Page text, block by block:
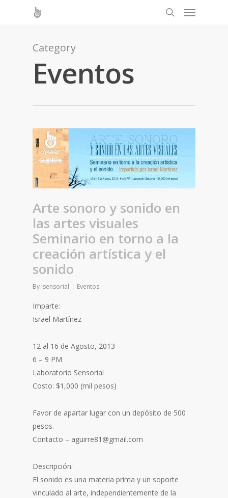
Category
Eventos
Arte sonoro y sonido en
las artes visuales
Seminario en torno a la
creación artística y el
sonido
By lsensorial Eventos
Imparte:
Israel Martínez
12 al 16 de Agosto, 2013
6 – 9 PM
Laboratorio Sensorial
Costo: $1,000 (mil pesos)
Favor de apartar lugar con un depósito de 500
pesos.
Contacto – aguirre81@gmail.com
Descripción:
El sonido es una materia prima y un soporte
vinculado al arte, independientemente de la